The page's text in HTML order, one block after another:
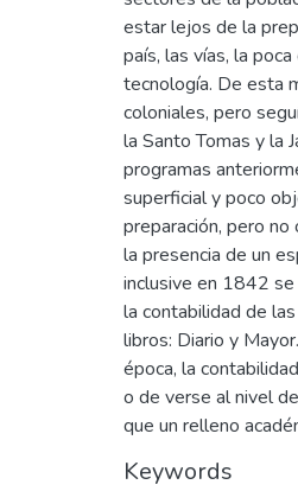
estar lejos de la
país, las vías, la
tecnología. De esta
coloniales, pero
la Santo Tomas y la
programas
superficial y poco
preparación, pero
la presencia de un
inclusive en 1842 se
la contabilidad de
libros: Diario y
época, la
o de verse al nivel
que un relleno
Keywords